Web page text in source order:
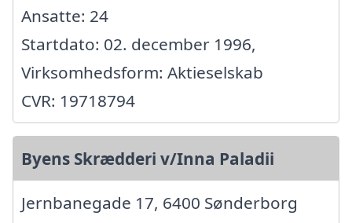
Ansatte: 24
Startdato: 02. december 1996,
Virksomhedsform: Aktieselskab
CVR: 19718794
Byens Skrædderi v/Inna Paladii
Jernbanegade 17, 6400 Sønderborg